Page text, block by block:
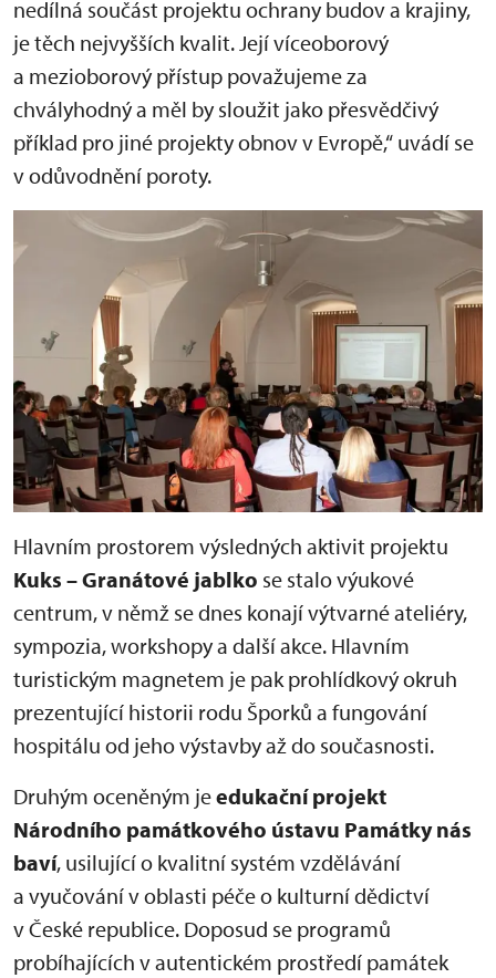
nedílná součást projektu ochrany budov a krajiny,
je těch nejvyšších kvalit. Její víceoborový
a mezioborový přístup považujeme za
chvályhodný a měl by sloužit jako přesvědčivý
příklad pro jiné projekty obnov v Evropě,“ uvádí se
v odůvodnění poroty.
Hlavním prostorem výsledných aktivit projektu
Kuks – Granátové jablko se stalo výukové
centrum, v němž se dnes konají výtvarné ateliéry,
sympozia, workshopy a další akce. Hlavním
turistickým magnetem je pak prohlídkový okruh
prezentující historii rodu Šporků a fungování
hospitálu od jeho výstavby až do současnosti.
Druhým oceněným jeedukační projekt
Národního památkového ústavu Památky nás
baví, usilující o kvalitní systém vzdělávání
a vyučování v oblasti péče o kulturní dědictví
v České republice. Doposud se programů
probíhajících v autentickém prostředí památek